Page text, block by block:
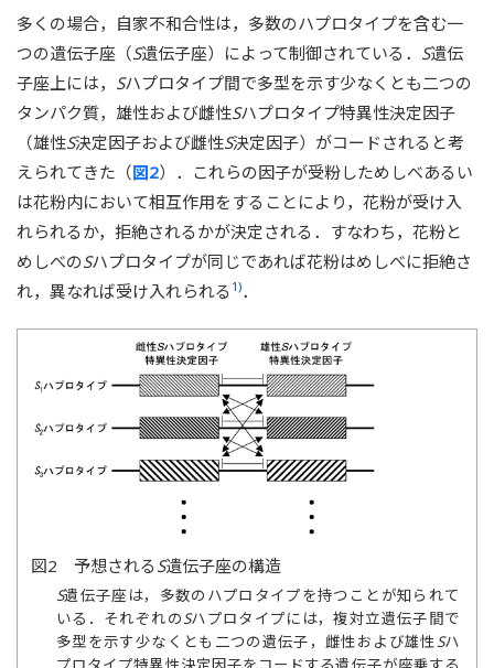
ってのみ，正常な受精が起こる．
多くの場合，自家不和合性は，多数のハプロタイプを含む一
つの遺伝子座（S遺伝子座）によって制御されている． S遺伝
子座上には， Sハプロタイプ間で多型を示す少なくとも二つの
タンパク質，雄性および雌性Sハプロタイプ特異性決定因子
（雄性S決定因子および雌性S決定因子）がコードされると考
えられてきた（図2）．これらの因子が受粉しためしべあるい
は花粉内において相互作用をすることにより，花粉が受け入
れられるか，拒絶されるかが決定される．すなわち，花粉と
めしべのSハプロタイプが同じであれば花粉はめしべに拒絶さ
れ，異なれば受け入れられる 1)．
図2 予想される S遺伝子座の構造
S遺伝子座は，多数のハプロタイプを持つことが知られて
いる．それぞれのSハプロタイプには，複対立遺伝子間で
多型を示す少なくとも二つの遺伝子，雌性および雄性Sハ